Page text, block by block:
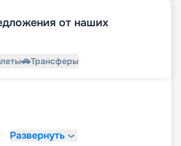
от наших
🚗Трансферы
Развернуть